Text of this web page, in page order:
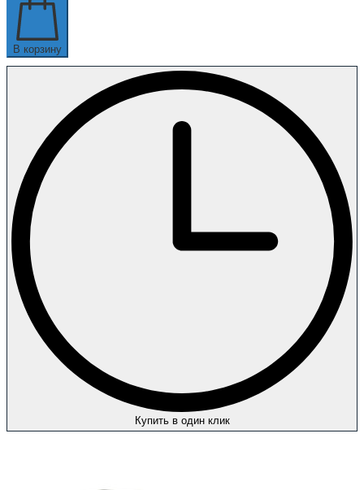
В корзину
Купить в один клик